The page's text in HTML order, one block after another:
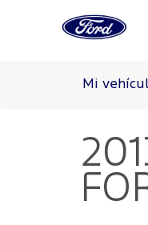
Acessibility
Cotizar aquí
Simulador de
Propietarios
Garantía
Guía 360
Mis
Ford app
Mi